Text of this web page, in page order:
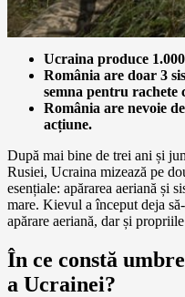
Ucraina produce
România are doar 3
semna pentru rachete
România are nevoie
acțiune.
După mai bine de trei ani și
Rusiei, Ucraina mizează pe
esențiale: apărarea aeriană și
mare. Kievul a început deja
apărare aeriană, dar și
În ce constă
a Ucrainei?